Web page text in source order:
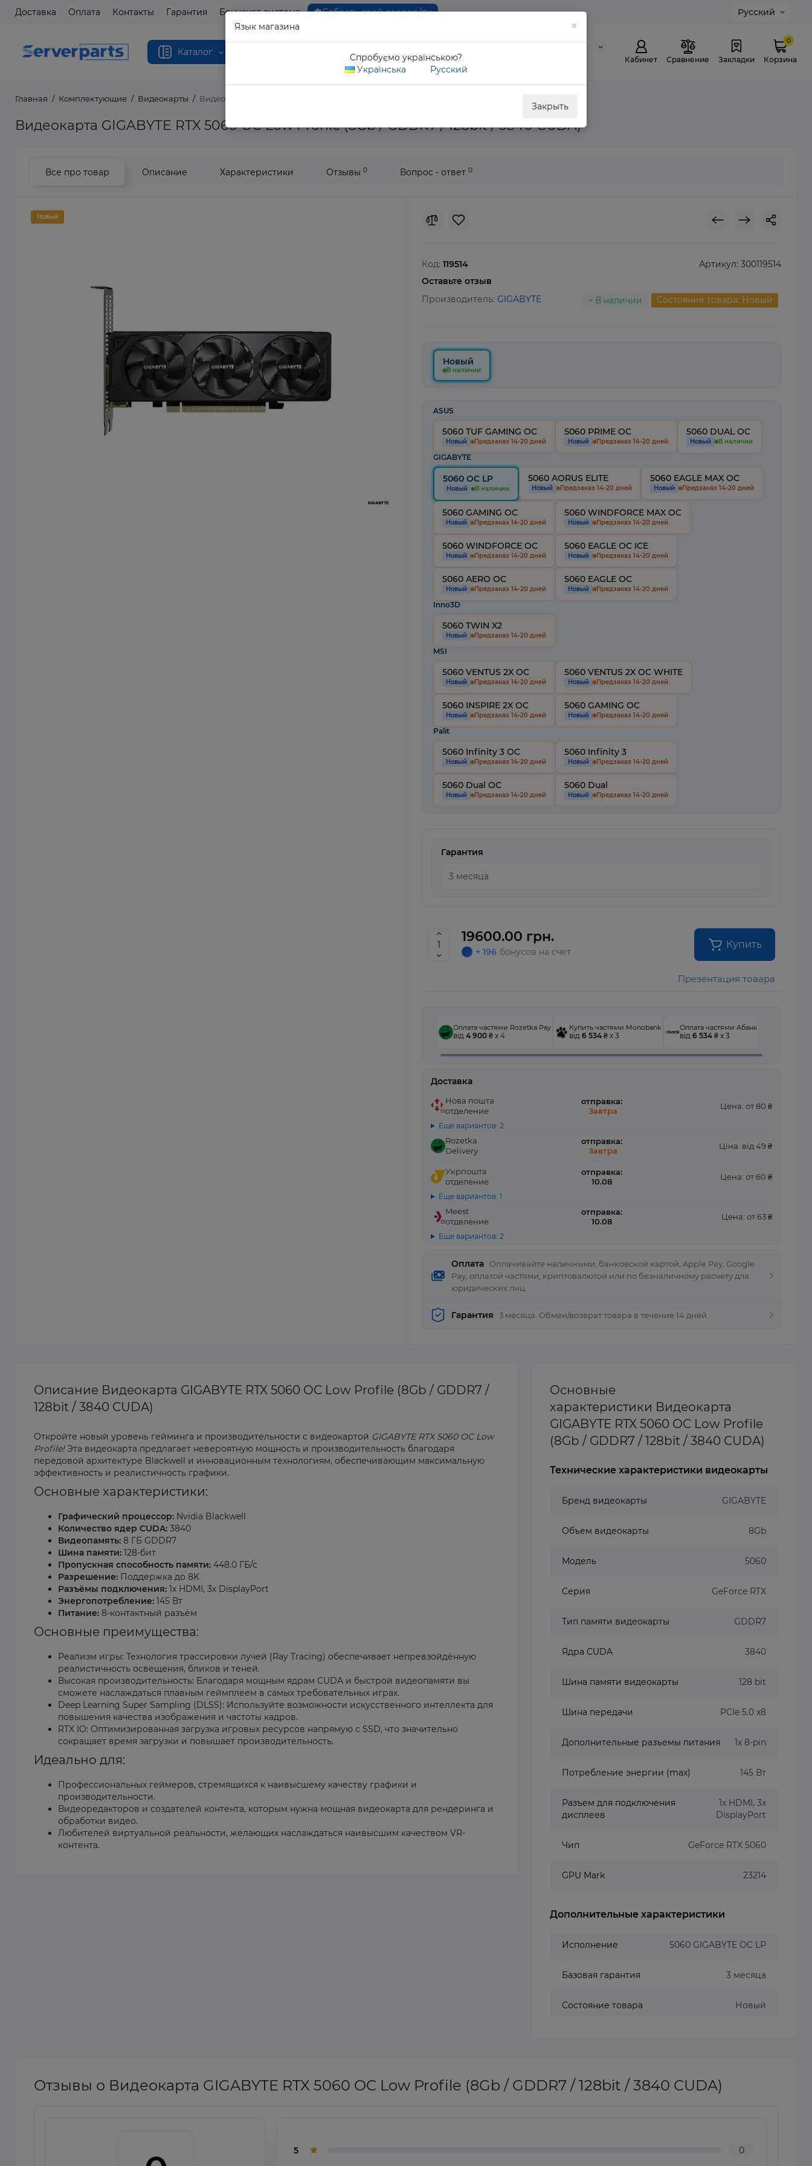
Доставка Оплата Контакты Гарантия Бонусная система Собрать свой сервер/пк Русский
Каталог
0 800 311 307
Кабинет Сравнение Закладки
0
Корзина
Главная Комплектующие Видеокарты Видеокарта GIGABYTE RTX 5060 OC Low Profile (8Gb / GDDR7 / 128bit / 3840 CUDA)
Видеокарта GIGABYTE RTX 5060 OC Low Profile (8Gb / GDDR7 / 128bit / 3840 CUDA)
×
Язык магазина
Спробуємо українською?
Українська
Русский
Закрыть
Все про товар Описание Характеристики Отзывы 0 Вопрос - ответ 0
Новый
Код: 119514
Оставьте отзыв
Артикул: 300119514
Производитель: GIGABYTE В наличии Состояние товара: Новый
Новый
В наличии
ASUS
5060 TUF GAMING OC
Новый Предзаказ 14-20 дней
5060 PRIME OC
Новый Предзаказ 14-20 дней
5060 DUAL OC
Новый В наличии
GIGABYTE
5060 OC LP
Новый В наличии
5060 AORUS ELITE
Новый Предзаказ 14-20 дней
5060 EAGLE MAX OC
Новый Предзаказ 14-20 дней
5060 GAMING OC
Новый Предзаказ 14-20 дней
5060 WINDFORCE MAX OC
Новый Предзаказ 14-20 дней
5060 WINDFORCE OC
Новый Предзаказ 14-20 дней
5060 EAGLE OC ICE
Новый Предзаказ 14-20 дней
5060 AERO OC
Новый Предзаказ 14-20 дней
5060 EAGLE OC
Новый Предзаказ 14-20 дней
Inno3D
5060 TWIN X2
Новый Предзаказ 14-20 дней
MSI
5060 VENTUS 2X OC
Новый Предзаказ 14-20 дней
5060 VENTUS 2X OC WHITE
Новый Предзаказ 14-20 дней
5060 INSPIRE 2X OC
Новый Предзаказ 14-20 дней
5060 GAMING OC
Новый Предзаказ 14-20 дней
Palit
5060 Infinity 3 OC
Новый Предзаказ 14-20 дней
5060 Infinity 3
Новый Предзаказ 14-20 дней
5060 Dual OC
Новый Предзаказ 14-20 дней
5060 Dual
Новый Предзаказ 14-20 дней
Гарантия
19600.00 грн.
+ 196 бонусов на счет
Купить
Презентация товара
Оплата
Оплачивайте наличными, банковской картой, Apple Pay, Google
Pay, оплатой частями, криптовалютой или по безналичному расчету для
юридических лиц.
Оплата частями Rozetka Pay
від 4 900 ₴ x 4
Купить частями Monobank
від 6 534 ₴ x 3
Оплата частями Абанк
від 6 534 ₴ x 3
Доставка
Нова пошта
отделение
отправка:
Завтра
Цена: от 80 ₴
Еще вариантов: 2
Rozetka
Delivery
отправка:
Завтра
Ціна: від 49 ₴
Укрпошта
отделение
отправка:
10.08
Цена: от 60 ₴
Еще вариантов: 1
Meest
отделение
отправка:
10.08
Цена: от 63 ₴
Еще вариантов: 2
Гарантия 3 месяца. Обмен/возврат товара в течение 14 дней.
Описание Видеокарта GIGABYTE RTX 5060 OC Low Profile (8Gb / GDDR7 /
128bit / 3840 CUDA)
Откройте новый уровень гейминга и производительности с видеокартой GIGABYTE RTX 5060 OC Low
Profile!Эта видеокарта предлагает невероятную мощность и производительность благодаря
передовой архитектуре Blackwell и инновационным технологиям, обеспечивающим максимальную
эффективность и реалистичность графики.
Основные характеристики:
Графический процессор: Nvidia Blackwell
Количество ядер CUDA: 3840
Видеопамять: 8 ГБ GDDR7
Шина памяти: 128-бит
Пропускная способность памяти: 448.0 ГБ/с
Разрешение: Поддержка до 8K
Разъёмы подключения: 1x HDMI, 3x DisplayPort
Энергопотребление: 145 Вт
Питание: 8-контактный разъём
Основные преимущества:
Реализм игры: Технология трассировки лучей (Ray Tracing) обеспечивает непревзойдённую
реалистичность освещения, бликов и теней.
Высокая производительность: Благодаря мощным ядрам CUDA и быстрой видеопамяти вы
сможете наслаждаться плавным геймплеем в самых требовательных играх.
Deep Learning Super Sampling (DLSS): Используйте возможности искусственного интеллекта для
повышения качества изображения и частоты кадров.
RTX IO: Оптимизированная загрузка игровых ресурсов напрямую с SSD, что значительно
сокращает время загрузки и повышает производительность.
Идеально для:
Профессиональных геймеров, стремящихся к наивысшему качеству графики и
производительности.
Видеоредакторов и создателей контента, которым нужна мощная видеокарта для рендеринга и
обработки видео.
Любителей виртуальной реальности, желающих наслаждаться наивысшим качеством VR-
контента.
Основные
характеристики Видеокарта
GIGABYTE RTX 5060 OC Low Profile
(8Gb / GDDR7 / 128bit / 3840 CUDA)
Технические характеристики видеокарты
Бренд видеокарты GIGABYTE
Объем видеокарты 8Gb
Модель 5060
Серия GeForce RTX
Тип памяти видеокарты GDDR7
Ядра CUDA 3840
Шина памяти видеокарты 128 bit
Шина передачи PCIe 5.0 x8
Дополнительные разъемы питания 1x 8-pin
Потребление энергии (max) 145 Вт
Разъем для подключения
дисплеев
1x HDMI, 3x
DisplayPort
Чип GeForce RTX 5060
GPU Mark 23214
Дополнительные характеристики
Исполнение 5060 GIGABYTE OC LP
Базовая гарантия 3 месяца
Состояние товара Новый
Отзывы о Видеокарта GIGABYTE RTX 5060 OC Low Profile (8Gb / GDDR7 / 128bit / 3840 CUDA)
5 0